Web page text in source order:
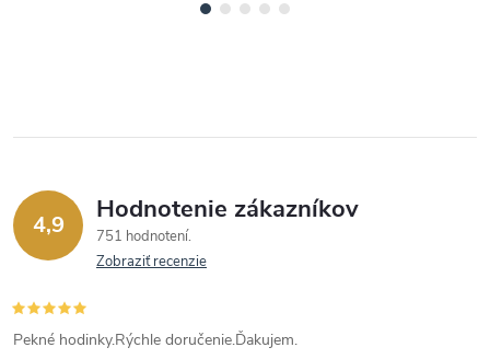
4,9 Hodnotenie zákazníkov
751 hodnotení
Zobraziť recenzie
Pekné hodinky.Rýchle doručenie.Ďakujem.